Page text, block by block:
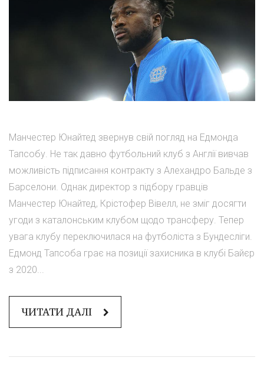
Манчестер Юнайтед звернув свій погляд на Едмонда
Тапсобу. Не так давно футбольний клуб з Англії вивчав
можливість підписання контракту з Алехандро Бальде з
Барселони. Однак директор з підбору гравців
Манчестер Юнайтед, Крістофер Вівелл, не зміг досягти
угоди з каталонським клубом щодо трансферу. Тепер
увага клубу переключилася на футболіста з Бундесліги.
Едмонд Тапсоба грає на позиції захисника в клубі Байєр
з 2020...
ЧИТАТИ ДАЛІ